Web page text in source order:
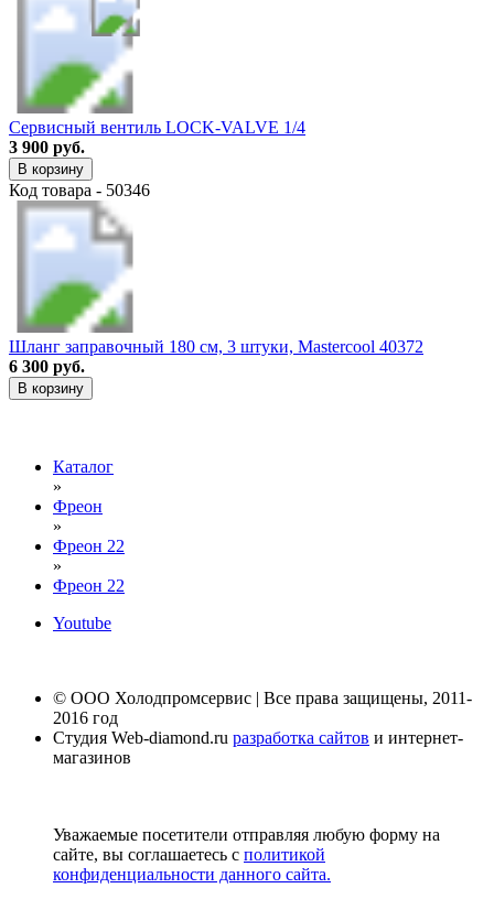
Сервисный вентиль LOCK-VALVE 1/4
3 900 руб.
В корзину
Код товара - 50346
Шланг заправочный 180 см, 3 штуки, Mastercool 40372
6 300 руб.
В корзину
Каталог
»
Фреон
»
Фреон 22
»
Фреон 22
Youtube
© ООО Холодпромсервис | Все права защищены, 2011-
2016 год
Студия Web-diamond.ru разработка сайтов и интернет-
магазинов
Уважаемые посетители отправляя любую форму на
сайте, вы соглашаетесь с политикой
конфиденциальности данного сайта.